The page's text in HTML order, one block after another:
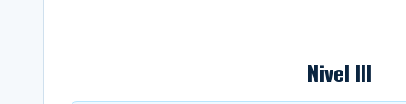
Nivel III